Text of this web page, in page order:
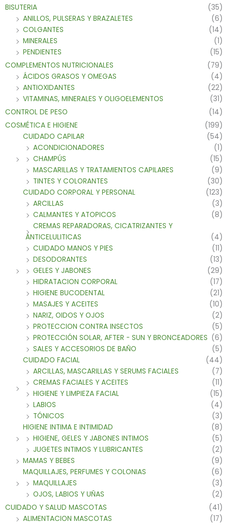
BISUTERIA
(35)
ANILLOS, PULSERAS Y BRAZALETES
(6)
COLGANTES
(14)
MINERALES
(1)
PENDIENTES
(15)
COMPLEMENTOS NUTRICIONALES
(79)
ÁCIDOS GRASOS Y OMEGAS
(4)
ANTIOXIDANTES
(22)
VITAMINAS, MINERALES Y OLIGOELEMENTOS
(31)
CONTROL DE PESO
(14)
COSMÉTICA E HIGIENE
(199)
CUIDADO CAPILAR
(54)
ACONDICIONADORES
(1)
CHAMPÚS
(15)
MASCARILLAS Y TRATAMIENTOS CAPILARES
(9)
TINTES Y COLORANTES
(30)
CUIDADO CORPORAL Y PERSONAL
(123)
ARCILLAS
(3)
CALMANTES Y ATOPICOS
(8)
CREMAS REPARADORAS, CICATRIZANTES Y
ANTICELULITICAS
(4)
CUIDADO MANOS Y PIES
(11)
DESODORANTES
(13)
GELES Y JABONES
(29)
HIDRATACION CORPORAL
(17)
HIGIENE BUCODENTAL
(21)
MASAJES Y ACEITES
(10)
NARIZ, OIDOS Y OJOS
(2)
PROTECCION CONTRA INSECTOS
(5)
PROTECCIÓN SOLAR, AFTER - SUN Y BRONCEADORES (6)
SALES Y ACCESORIOS DE BAÑO
(5)
CUIDADO FACIAL
(44)
ARCILLAS, MASCARILLAS Y SERUMS FACIALES
(7)
CREMAS FACIALES Y ACEITES
(11)
HIGIENE Y LIMPIEZA FACIAL
(15)
LABIOS
(4)
TÓNICOS
(3)
HIGIENE INTIMA E INTIMIDAD
(8)
HIGIENE, GELES Y JABONES INTIMOS
(5)
JUGETES INTIMOS Y LUBRICANTES
(2)
MAMAS Y BEBES
(9)
MAQUILLAJES, PERFUMES Y COLONIAS
(6)
MAQUILLAJES
(3)
OJOS, LABIOS Y UÑAS
(2)
CUIDADO Y SALUD MASCOTAS
(41)
ALIMENTACION MASCOTAS
(17)